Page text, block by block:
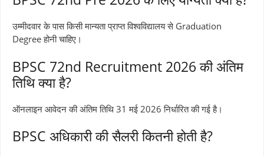
उम्मीदवार के पास किसी मान्यता प्राप्त विश्वविद्यालय से Graduation
Degree होनी चाहिए।
BPSC 72nd Recruitment 2026 की अंतिम
तिथि क्या है?
ऑनलाइन आवेदन की अंतिम तिथि 31 मई 2026 निर्धारित की गई है।
BPSC अधिकारी की सैलरी कितनी होती है?